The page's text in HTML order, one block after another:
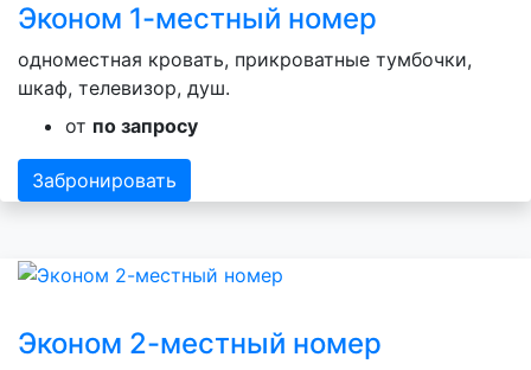
Эконом 1-местный номер
одноместная кровать, прикроватные тумбочки,
шкаф, телевизор, душ.
от по запросу
Забронировать
Эконом 2-местный номер